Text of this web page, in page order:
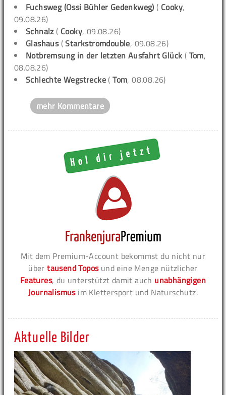
Fuchsweg (Ossi Bühler Gedenkweg) ( Cooky,
09.08.26)
Schnalz( Cooky, 09.08.26)
Glashaus(Starkstromdouble, 09.08.26)
Notbremsung in der letzten Ausfahrt Glück ( Tom,
08.08.26)
Schlechte Wegstrecke (Tom, 08.08.26)
mehr Kommentare
Mit dem Premium-Account bekommst du nicht nur
übertausend Toposund eine Menge nützlicher
Features, du unterstützt damit auch unabhängigen
Journalismusim Klettersport und Naturschutz.
Aktuelle Bilder